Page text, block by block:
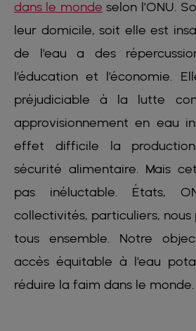
dans le monde selon l’ONU.
leur domicile, soit elle est
de l’eau a des
l’éducation et l’économie.
préjudiciable à la lutte
approvisionnement en eau
effet difficile la
sécurité alimentaire. Mais
pas inéluctable. États,
collectivités, particuliers,
tous ensemble. Notre
accès équitable à l’eau
réduire la faim dans le monde.